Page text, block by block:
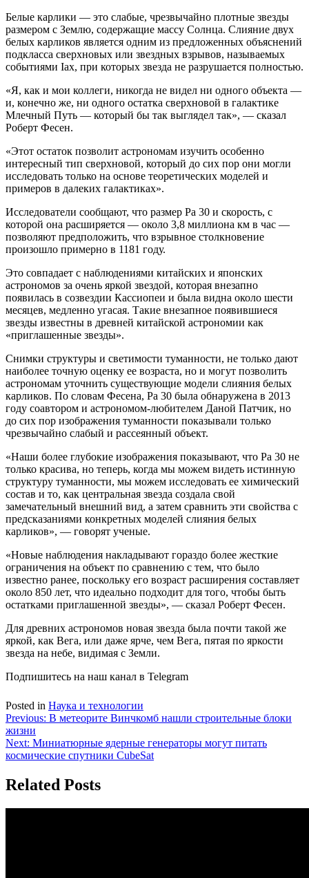
Белые карлики — это слабые, чрезвычайно плотные звезды
размером с Землю, содержащие массу Солнца. Слияние двух
белых карликов является одним из предложенных объяснений
подкласса сверхновых или звездных взрывов, называемых
событиями Iax, при которых звезда не разрушается полностью.
«Я, как и мои коллеги, никогда не видел ни одного объекта —
и, конечно же, ни одного остатка сверхновой в галактике
Млечный Путь — который бы так выглядел так», — сказал
Роберт Фесен.
«Этот остаток позволит астрономам изучить особенно
интересный тип сверхновой, который до сих пор они могли
исследовать только на основе теоретических моделей и
примеров в далеких галактиках».
Исследователи сообщают, что размер Pa 30 и скорость, с
которой она расширяется — около 3,8 миллиона км в час —
позволяют предположить, что взрывное столкновение
произошло примерно в 1181 году.
Это совпадает с наблюдениями китайских и японских
астрономов за очень яркой звездой, которая внезапно
появилась в созвездии Кассиопеи и была видна около шести
месяцев, медленно угасая. Такие внезапное появившиеся
звезды известны в древней китайской астрономии как
«приглашенные звезды».
Снимки структуры и светимости туманности, не только дают
наиболее точную оценку ее возраста, но и могут позволить
астрономам уточнить существующие модели слияния белых
карликов. По словам Фесена, Pa 30 была обнаружена в 2013
году соавтором и астрономом-любителем Даной Патчик, но
до сих пор изображения туманности показывали только
чрезвычайно слабый и рассеянный объект.
«Наши более глубокие изображения показывают, что Pa 30 не
только красива, но теперь, когда мы можем видеть истинную
структуру туманности, мы можем исследовать ее химический
состав и то, как центральная звезда создала свой
замечательный внешний вид, а затем сравнить эти свойства с
предсказаниями конкретных моделей слияния белых
карликов», — говорят ученые.
«Новые наблюдения накладывают гораздо более жесткие
ограничения на объект по сравнению с тем, что было
известно ранее, поскольку его возраст расширения составляет
около 850 лет, что идеально подходит для того, чтобы быть
остатками приглашенной звезды», — сказал Роберт Фесен.
Для древних астрономов новая звезда была почти такой же
яркой, как Вега, или даже ярче, чем Вега, пятая по яркости
звезда на небе, видимая с Земли.
Подпишитесь на наш канал в Telegram
Posted in Наука и технологии
Навигация
по
записям
Previous: В метеорите Винчкомб нашли строительные блоки
жизни
Next: Миниатюрные ядерные генераторы могут питать
космические спутники CubeSat
Related Posts